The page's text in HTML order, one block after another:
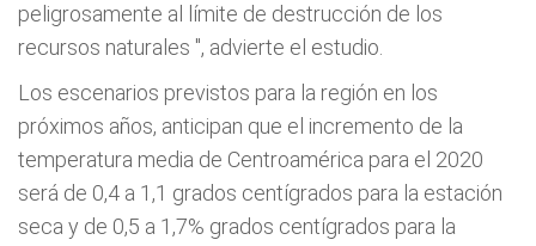
peligrosamente al límite de destrucción de los
recursos naturales ", advierte el estudio.
Los escenarios previstos para la región en los
próximos años, anticipan que el incremento de la
temperatura media de Centroamérica para el 2020
será de 0,4 a 1,1 grados centígrados para la estación
seca y de 0,5 a 1,7% grados centígrados para la